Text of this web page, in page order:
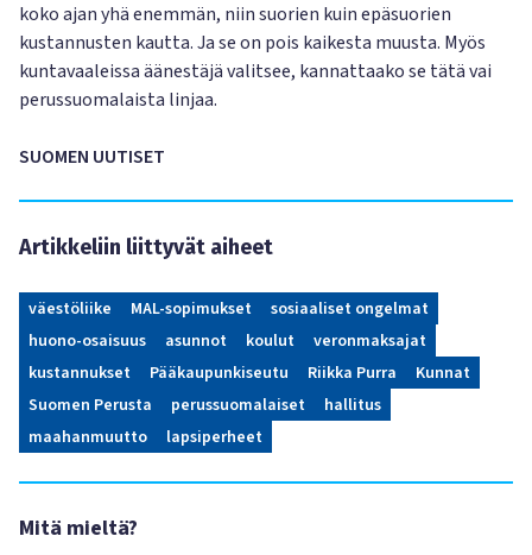
koko ajan yhä enemmän, niin suorien kuin epäsuorien
kustannusten kautta. Ja se on pois kaikesta muusta. Myös
kuntavaaleissa äänestäjä valitsee, kannattaako se tätä vai
perussuomalaista linjaa.
SUOMEN UUTISET
Artikkeliin liittyvät aiheet
väestöliike MAL-sopimukset
sosiaaliset ongelmat
huono-osaisuus
asunnot koulut
veronmaksajat
kustannukset
Pääkaupunkiseutu Riikka Purra
Kunnat
Suomen Perusta
perussuomalaiset
hallitus
maahanmuutto
lapsiperheet
Mitä mieltä?